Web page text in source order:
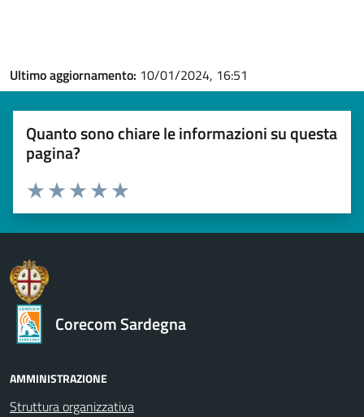
Ultimo aggiornamento: 10/01/2024, 16:51
Quanto sono chiare le informazioni su questa
pagina?
Valuta 5 stelle su 5
Valuta 4 stelle su 5
Valuta 3 stelle su 5
Valuta 2 stelle su 5
Valuta 1 stelle su 5
Corecom Sardegna
AMMINISTRAZIONE
Struttura organizzativa